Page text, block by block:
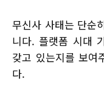
무신사 사태는 단순
니다. 플랫폼 시대
갖고 있는지를 보여
다.